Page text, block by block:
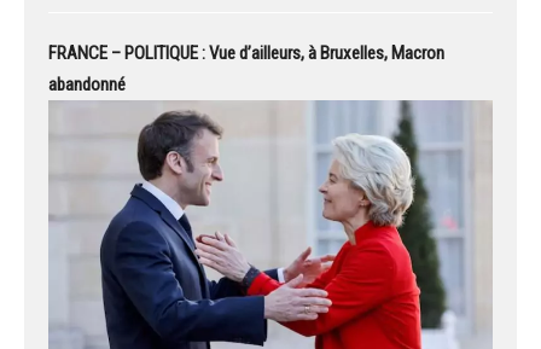
FRANCE – POLITIQUE : Vue d’ailleurs, à Bruxelles, Macron
abandonné